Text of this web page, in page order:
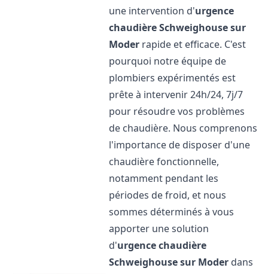
une intervention d'urgence
chaudièreSchweighouse sur
Moder rapide et efficace. C'est
pourquoi notre équipe de
plombiers expérimentés est
prête à intervenir 24h/24, 7j/7
pour résoudre vos problèmes
de chaudière. Nous comprenons
l'importance de disposer d'une
chaudière fonctionnelle,
notamment pendant les
périodes de froid, et nous
sommes déterminés à vous
apporter une solution
d'urgence chaudière
Schweighouse sur Moder dans